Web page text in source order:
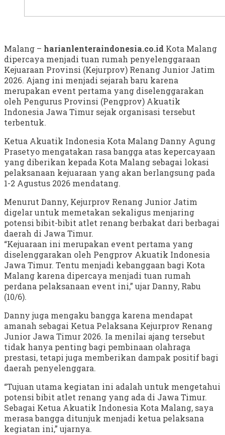
Malang – harianlenteraindonesia.co.id Kota Malang
dipercaya menjadi tuan rumah penyelenggaraan
Kejuaraan Provinsi (Kejurprov) Renang Junior Jatim
2026. Ajang ini menjadi sejarah baru karena
merupakan event pertama yang diselenggarakan
oleh Pengurus Provinsi (Pengprov) Akuatik
Indonesia Jawa Timur sejak organisasi tersebut
terbentuk.
Ketua Akuatik Indonesia Kota Malang Danny Agung
Prasetyo mengatakan rasa bangga atas kepercayaan
yang diberikan kepada Kota Malang sebagai lokasi
pelaksanaan kejuaraan yang akan berlangsung pada
1-2 Agustus 2026 mendatang.
Menurut Danny, Kejurprov Renang Junior Jatim
digelar untuk memetakan sekaligus menjaring
potensi bibit-bibit atlet renang berbakat dari berbagai
daerah di Jawa Timur.
“Kejuaraan ini merupakan event pertama yang
diselenggarakan oleh Pengprov Akuatik Indonesia
Jawa Timur. Tentu menjadi kebanggaan bagi Kota
Malang karena dipercaya menjadi tuan rumah
perdana pelaksanaan event ini,” ujar Danny, Rabu
(10/6).
Danny juga mengaku bangga karena mendapat
amanah sebagai Ketua Pelaksana Kejurprov Renang
Junior Jawa Timur 2026. Ia menilai ajang tersebut
tidak hanya penting bagi pembinaan olahraga
prestasi, tetapi juga memberikan dampak positif bagi
daerah penyelenggara.
“Tujuan utama kegiatan ini adalah untuk mengetahui
potensi bibit atlet renang yang ada di Jawa Timur.
Sebagai Ketua Akuatik Indonesia Kota Malang, saya
merasa bangga ditunjuk menjadi ketua pelaksana
kegiatan ini,” ujarnya.